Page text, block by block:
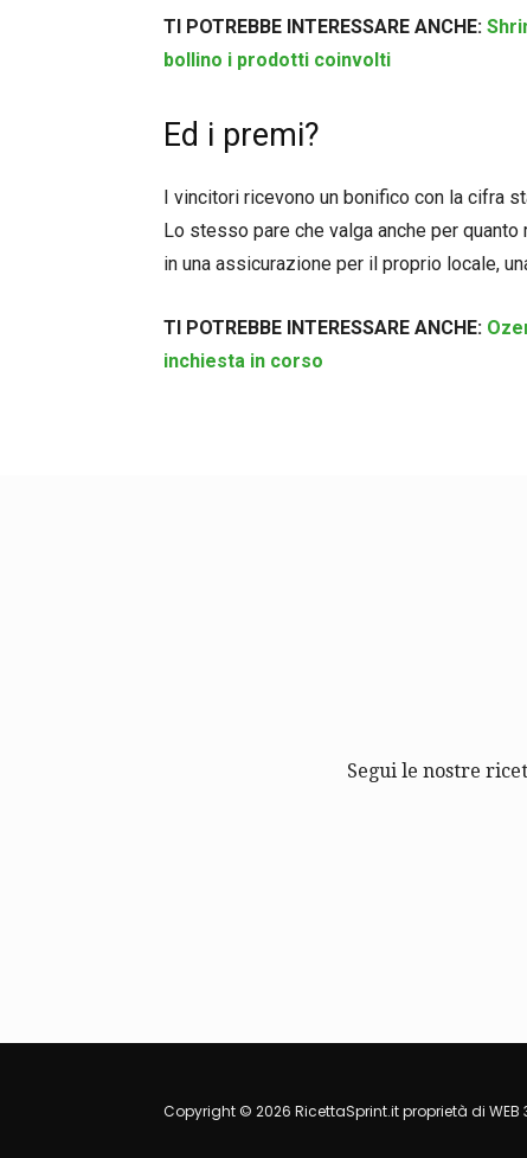
TI POTREBBE INTERESSARE ANCHE:
bollino i prodotti coinvolti
Ed i premi?
I vincitori ricevono un bonifico con la cifra
Lo stesso pare che valga anche per
in una assicurazione per il proprio locale,
TI POTREBBE INTERESSARE ANCHE:
inchiesta in corso
Segui le nostre
Copyright © 2026 RicettaSprint.it proprietà di WEB